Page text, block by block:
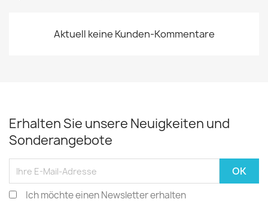
Aktuell keine Kunden-Kommentare
Erhalten Sie unsere Neuigkeiten und
Sonderangebote
Ich möchte einen Newsletter erhalten